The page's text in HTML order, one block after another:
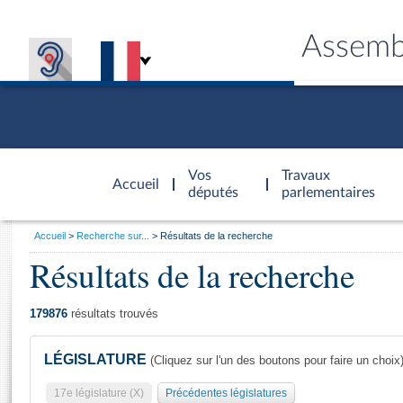
Accueil
d'accueil
Vos
députés
Travaux
parlementaires
Général
Vous
Accueil Recherche sur... Résultats de la recherche
Résultats de la recherche
179876 résultats trouvés
LÉGISLATURE (Cliquez sur l'un des boutons pour faire un choix)
17e législature (X) Précédentes législatures